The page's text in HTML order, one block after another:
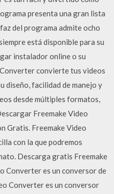
presenta una gran lista
del programa admite ocho
está disponible para su
instalador online o su
convierte tus videos
diseño, facilidad de manejo y
desde múltiples formatos,
Freemake Video
Gratis. Freemake Video
con la que podremos
Descarga gratis Freemake
Converter es un conversor de
Converter es un conversor